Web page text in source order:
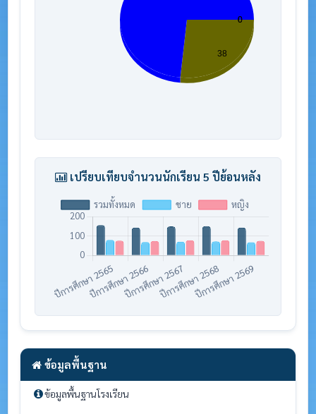
ข้อมูลพื้นฐาน
ข้อมูลพื้นฐานโรงเรียน
เปรียบเทียบจำนวนนักเรียน 5 ปีย้อนหลัง